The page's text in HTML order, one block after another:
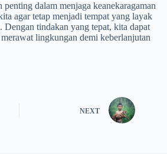
dalam menjaga keanekaragaman
agar tetap menjadi tempat yang layak
Dengan tindakan yang tepat, kita dapat
lingkungan demi keberlanjutan
NEXT